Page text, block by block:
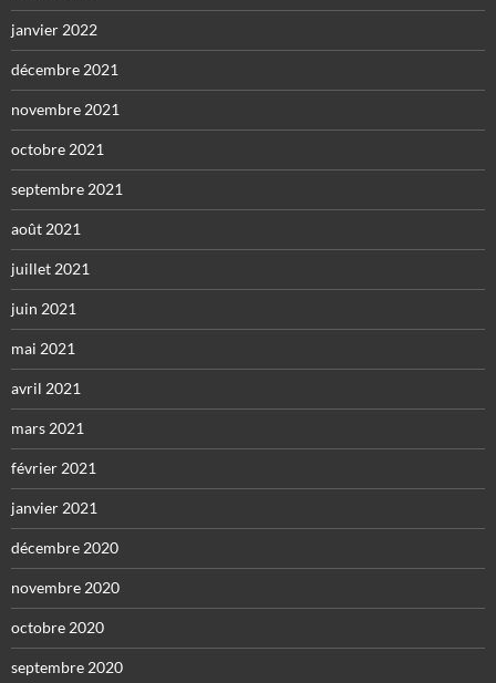
janvier 2022
décembre 2021
novembre 2021
octobre 2021
septembre 2021
août 2021
juillet 2021
juin 2021
mai 2021
avril 2021
mars 2021
février 2021
janvier 2021
décembre 2020
novembre 2020
octobre 2020
septembre 2020